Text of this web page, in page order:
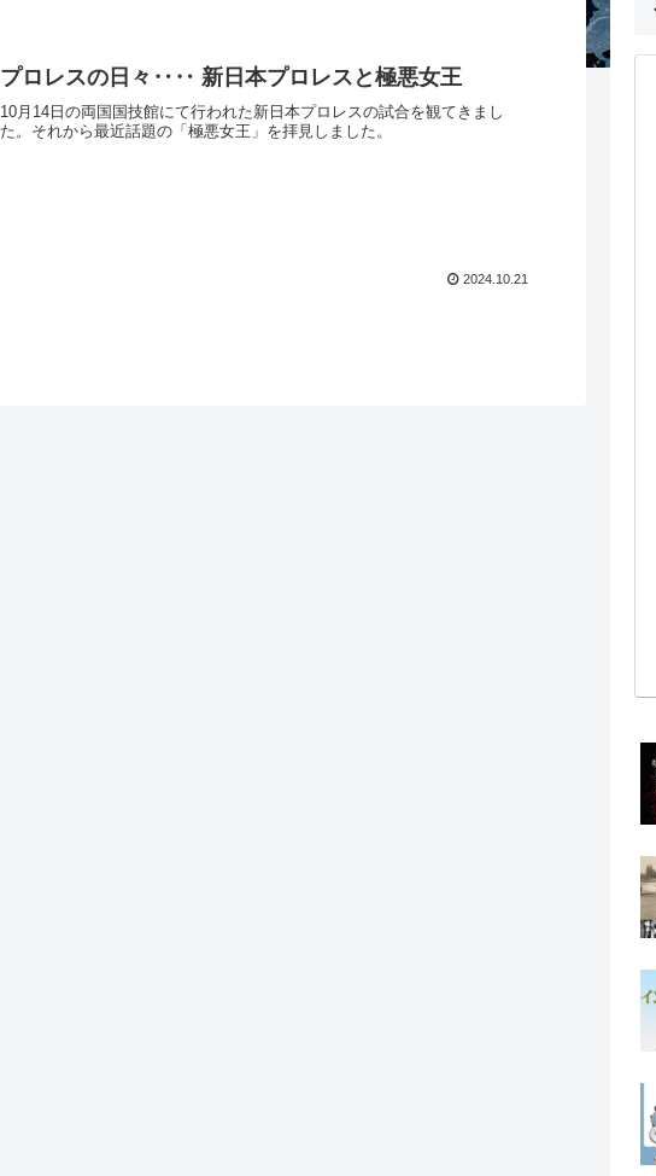
プロレスの日々‥‥ 新日本プロレスと極悪女王
10月14日の両国国技館にて行われた新日本プロレスの試合を観てきまし
た。それから最近話題の「極悪女王」を拝見しました。
2024.10.21